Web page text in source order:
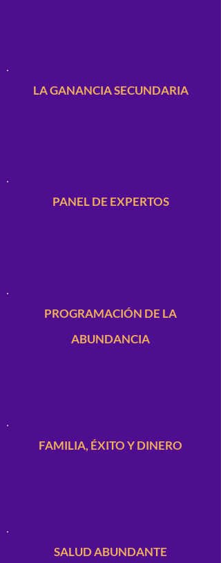
LA GANANCIA SECUNDARIA
PANEL DE EXPERTOS
PROGRAMACIÓN DE LA
ABUNDANCIA
FAMILIA, ÉXITO Y DINERO
SALUD ABUNDANTE